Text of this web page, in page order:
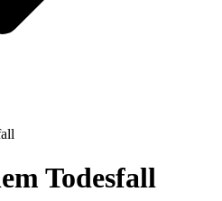
Todesfall